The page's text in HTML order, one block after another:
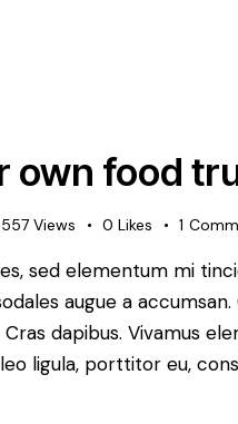
own food
557 Views 0 Likes 1
sed elementum mi
augue a
dapibus. Vivamus
ligula, porttitor eu,